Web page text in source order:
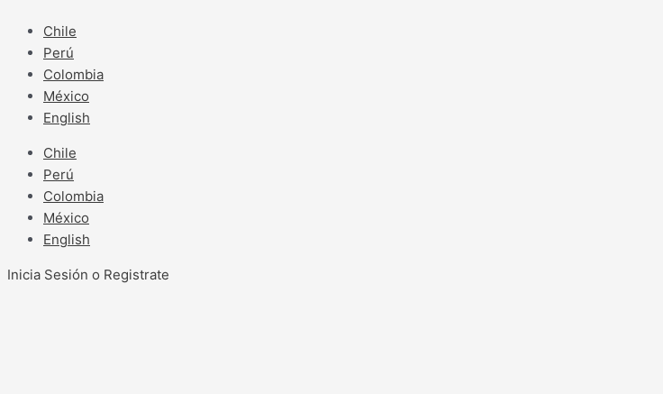
contenido
Chile
Perú
Colombia
México
English
Chile
Perú
Colombia
México
English
Inicia Sesión o Registrate